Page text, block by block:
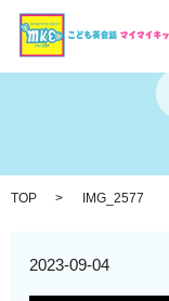
TOP IMG_2577
2023-09-04